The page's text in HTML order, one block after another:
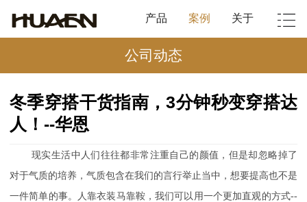
产品 案例 关于
公司动态
冬季穿搭干货指南，3分钟秒变穿搭达
人！--华恩
现实生活中人们往往都非常注重自己的颜值，但是却忽略掉了
对于气质的培养， 气质包含在我们的言行举止当中，想要提高也不是
一件简单的事。人靠衣装马靠鞍，我们可以用一个更加直观的方式--